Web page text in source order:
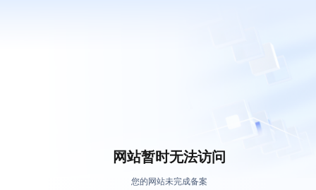
网站暂时无法访问
您的网站未完成备案